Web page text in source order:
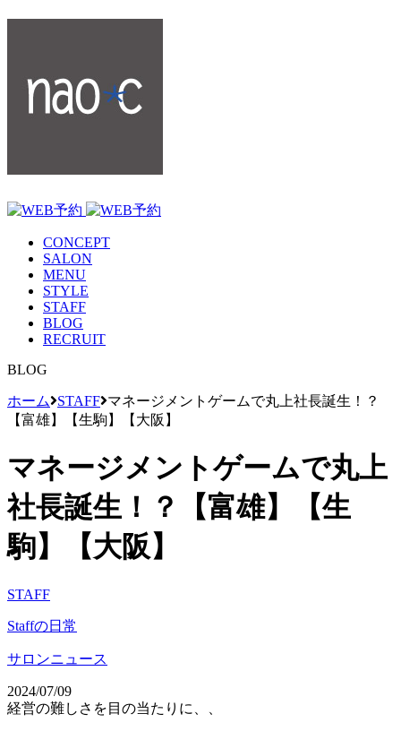
CONCEPT
SALON
MENU
STYLE
STAFF
BLOG
RECRUIT
BLOG
ホーム STAFF マネージメントゲームで丸上社長誕生！？
【富雄】【生駒】【大阪】
マネージメントゲームで丸上
社長誕生！？【富雄】【生
駒】【大阪】
STAFF
Staffの日常
サロンニュース
2024/07/09
経営の難しさを目の当たりに、、